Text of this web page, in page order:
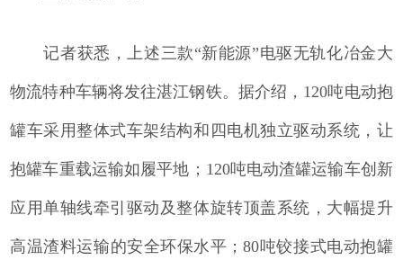
记者获悉，上述三款“新能源”电驱无轨化冶金大
物流特种车辆将发往湛江钢铁。据介绍，120吨电动抱
罐车采用整体式车架结构和四电机独立驱动系统，让
抱罐车重载运输如履平地；120吨电动渣罐运输车创新
应用单轴线牵引驱动及整体旋转顶盖系统，大幅提升
高温渣料运输的安全环保水平；80吨铰接式电动抱罐